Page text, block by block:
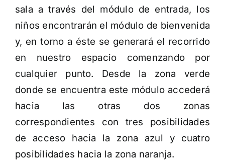
sala a través del módulo de entrada, los
niños encontrarán el módulo de bienvenida
y, en torno a éste se generará el recorrido
en nuestro espacio comenzando por
cualquier punto. Desde la zona verde
donde se encuentra este módulo accederá
hacia las otras dos zonas
correspondientes con tres posibilidades
de acceso hacia la zona azul y cuatro
posibilidades hacia la zona naranja.